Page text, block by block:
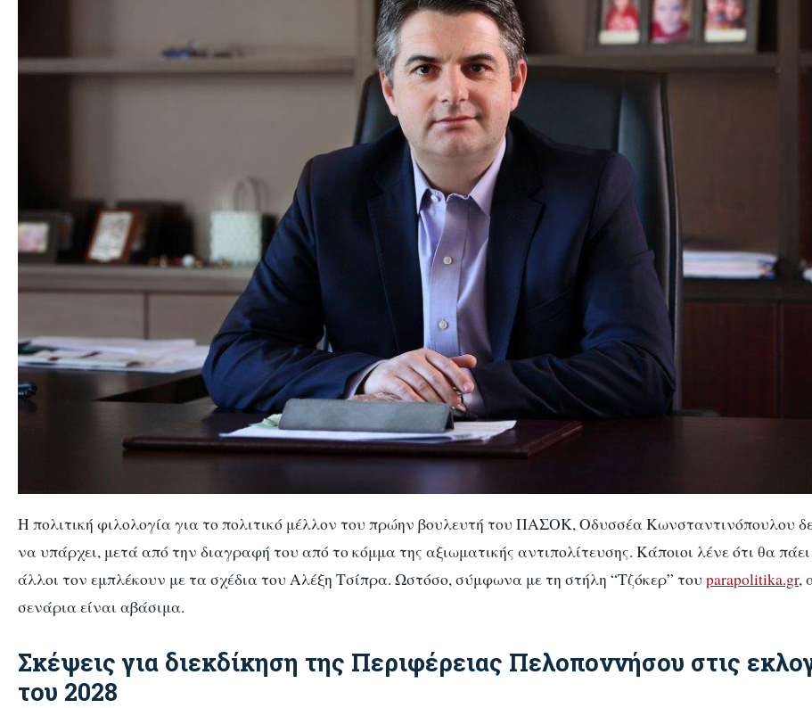
Η πολιτική φιλολογία για το πολιτικό μέλλον του πρώην βουλευτή του ΠΑΣΟΚ,Οδυσσέα Κωνσταντινόπουλου
να υπάρχει, μετά από την διαγραφή του από το κόμμα της αξιωματικής αντιπολίτευσης. Κάποιοι λένε ότι θα
άλλοι τον εμπλέκουν με τα σχέδια του Αλέξη Τσίπρα. Ωστόσο, σύμφωνα με τη στήλη “Τζόκερ” του parapolitika.gr,
σενάρια είναι αβάσιμα.
Σκέψεις για διεκδίκηση της Περιφέρειας Πελοποννήσου στις
του 2028